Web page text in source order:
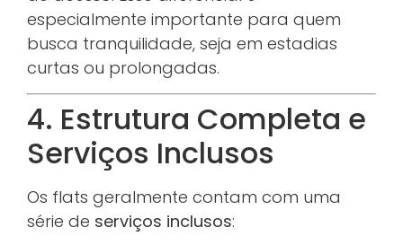
especialmente importante para quem
busca tranquilidade, seja em estadias
curtas ou prolongadas.
4. Estrutura Completa e
Serviços Inclusos
Os flats geralmente contam com uma
série de serviços inclusos: